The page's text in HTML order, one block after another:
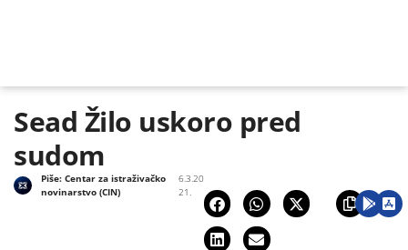
Sead Žilo uskoro pred
sudom
6.3.20
21.
Piše:Centar za istraživačko
novinarstvo (CIN)